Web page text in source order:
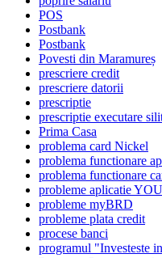
POS
Postbank
Postbank
Povesti din Maramureș
prescriere credit
prescriere datorii
prescriptie
prescriptie executare
Prima Casa
problema card Nickel
problema functionare
problema functionare
probleme aplicatie
probleme myBRD
probleme plata credit
procese banci
programul "Investeste